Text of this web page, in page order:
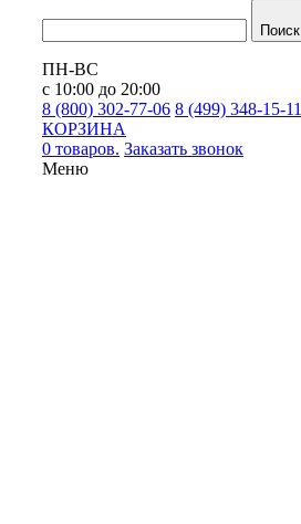
Поиск
ПН-ВС
с 10:00 до 20:00
8 (800) 302-77-06 8 (499) 348-15-11
КОРЗИНА
0 товаров. Заказать звонок
Меню